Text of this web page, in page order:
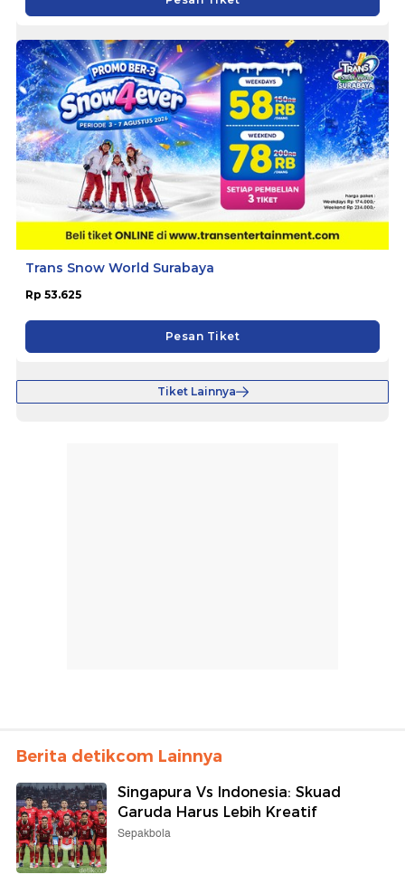
Trans Snow World Surabaya
Rp 53.625
Pesan Tiket
Tiket Lainnya
Berita detikcom Lainnya
Singapura Vs Indonesia: Skuad
Garuda Harus Lebih Kreatif
Sepakbola